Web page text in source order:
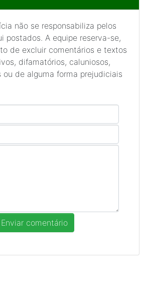
não se responsabiliza pelos
postados. A equipe reserva-se,
de excluir comentários e textos
difamatórios, caluniosos,
ou de alguma forma prejudiciais